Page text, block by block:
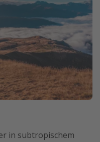
in subtropischem